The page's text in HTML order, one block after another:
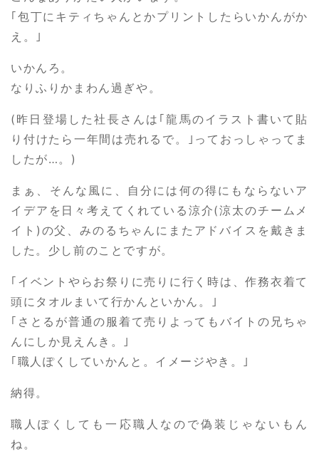
｢包丁にキティちゃんとかプリントしたらいかんがか
え。｣
いかんろ。
なりふりかまわん過ぎや。
(昨日登場した社長さんは｢龍馬のイラスト書いて貼
り付けたら一年間は売れるで。｣っておっしゃってま
したが…。)
まぁ、そんな風に、自分には何の得にもならないア
イデアを日々考えてくれている涼介(涼太のチームメ
イト)の父、みのるちゃんにまたアドバイスを戴きま
した。少し前のことですが。
｢イベントやらお祭りに売りに行く時は、作務衣着て
頭にタオルまいて行かんといかん。｣
｢さとるが普通の服着て売りよってもバイトの兄ちゃ
んにしか見えんき。｣
｢職人ぽくしていかんと。イメージやき。｣
納得。
職人ぽくしても一応職人なので偽装じゃないもん
ね。